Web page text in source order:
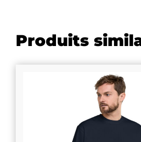
Produits